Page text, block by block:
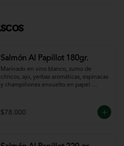
Salmón Al Papillot 180gr.
Marinado en vino blanco, zumo de
cítricos, ajo, yerbas aromáticas, espinacas
y champiñones envuelto en papel
$78.000